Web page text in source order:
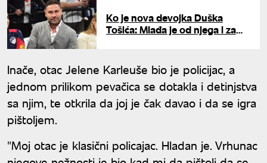
Ko je nova devojka Duška
Tošića: Mlađa je od njega i za
Inače, otac Jelene Karleuše bio je policijac, a
jednom prilikom pevačica se dotakla i detinjstva
sa njim, te otkrila da joj je čak davao i da se igra
pištoljem.
"Moj otac je klasični policajac. Hladan je. Vrhunac